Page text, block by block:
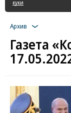
куки
Архив
Газета